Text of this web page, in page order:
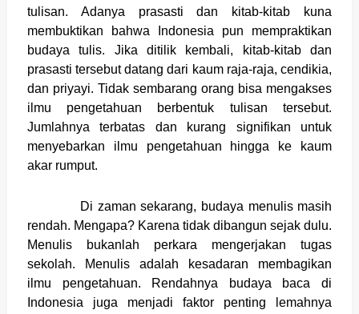
tulisan. Adanya prasasti dan kitab-kitab kuna
membuktikan bahwa Indonesia pun mempraktikan
budaya tulis. Jika ditilik kembali, kitab-kitab dan
prasasti tersebut datang dari kaum raja-raja, cendikia,
dan priyayi. Tidak sembarang orang bisa mengakses
ilmu pengetahuan berbentuk tulisan tersebut.
Jumlahnya terbatas dan kurang signifikan untuk
menyebarkan ilmu pengetahuan hingga ke kaum
akar rumput.
Di zaman sekarang, budaya menulis masih
rendah. Mengapa? Karena tidak dibangun sejak dulu.
Menulis bukanlah perkara mengerjakan tugas
sekolah. Menulis adalah kesadaran membagikan
ilmu pengetahuan. Rendahnya budaya baca di
Indonesia juga menjadi faktor penting lemahnya